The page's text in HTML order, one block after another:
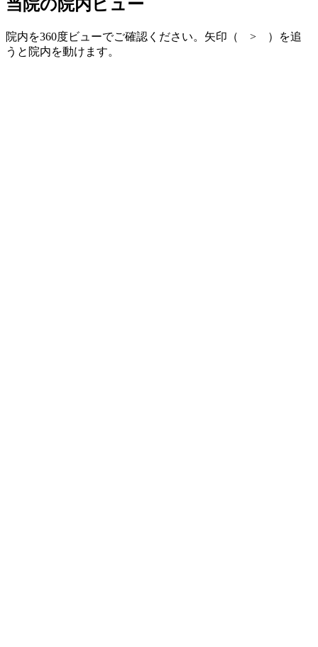
当院の院内ビュー
院内を360度ビューでご確認ください。矢印（ > ）を追
うと院内を動けます。